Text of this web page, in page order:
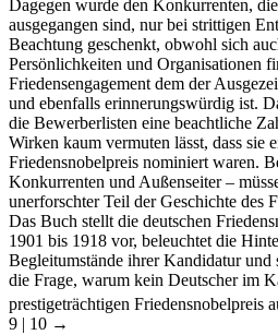
Dagegen wurde den Konkurrenten,
ausgegangen sind, nur bei strittigen
Beachtung geschenkt, obwohl sich
Persönlichkeiten und Organisationen
Friedensengagement dem der
und ebenfalls erinnerungswürdig ist.
die Bewerberlisten eine beachtliche
Wirken kaum vermuten lässt, dass sie
Friedensnobelpreis nominiert waren.
Konkurrenten und Außenseiter –
unerforschter Teil der Geschichte des
Das Buch stellt die deutschen
1901 bis 1918 vor, beleuchtet die
Begleitumstände ihrer Kandidatur
die Frage, warum kein Deutscher im
prestigeträchtigen Friedensnobelpreis
9 | 10 →